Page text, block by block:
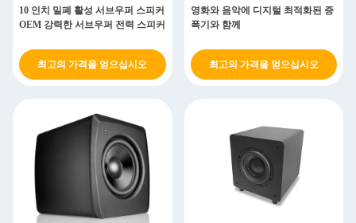
10 인치 밀폐 활성 서브우퍼 스피커
OEM 강력한 서브우퍼 전력 스피커
최고의 가격을 얻으십시오
영화와 음악에 디지털 최적화된 증
폭기와 함께
최고의 가격을 얻으십시오